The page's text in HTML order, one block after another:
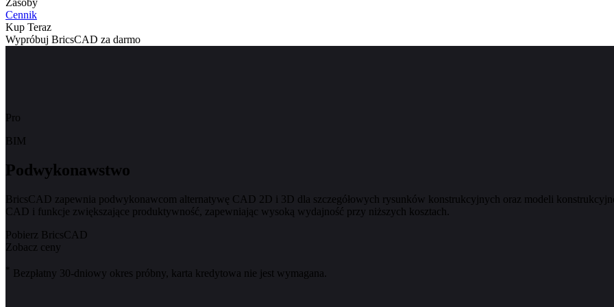
Zasoby
Cennik
Kup Teraz
Wypróbuj BricsCAD za darmo
Pro
BIM
Podwykonawstwo
BricsCAD zapewnia podwykonawcom alternatywę CAD 2D i 3D dla szczegółowych rysunków konstrukcyjnych oraz modeli
CAD i funkcje zwiększające produktywność, zapewniając wysoką wydajność przy niższych kosztach.
Pobierz BricsCAD
Zobacz ceny
* Bezpłatny 30-dniowy okres próbny, karta kredytowa nie jest wymagana.